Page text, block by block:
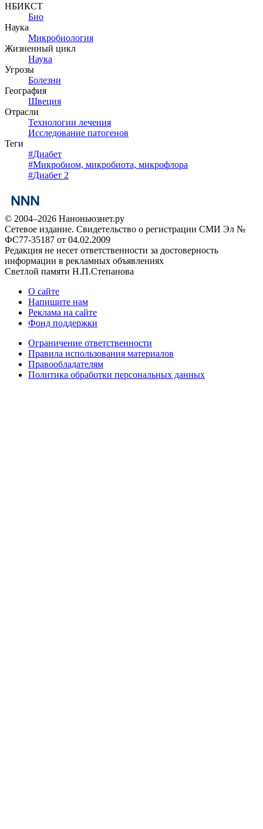
НБИКСТ
Био
Наука
Микробиология
Жизненный цикл
Наука
Угрозы
Болезни
География
Швеция
Отрасли
Технологии лечения
Исследование патогенов
Теги
#Диабет
#Микробиом, микробиота, микрофлора
#Диабет 2
© 2004–2026 Наноньюзнет.ру
Сетевое издание. Свидетельство о регистрации СМИ Эл №
ФС77-35187 от 04.02.2009
Редакция не несет ответственности за достоверность
информации в рекламных объявлениях
Светлой памяти Н.П.Степанова
О сайте
Напишите нам
Реклама на сайте
Фонд поддержки
Ограничение ответственности
Правила использования материалов
Правообладателям
Политика обработки персональных данных